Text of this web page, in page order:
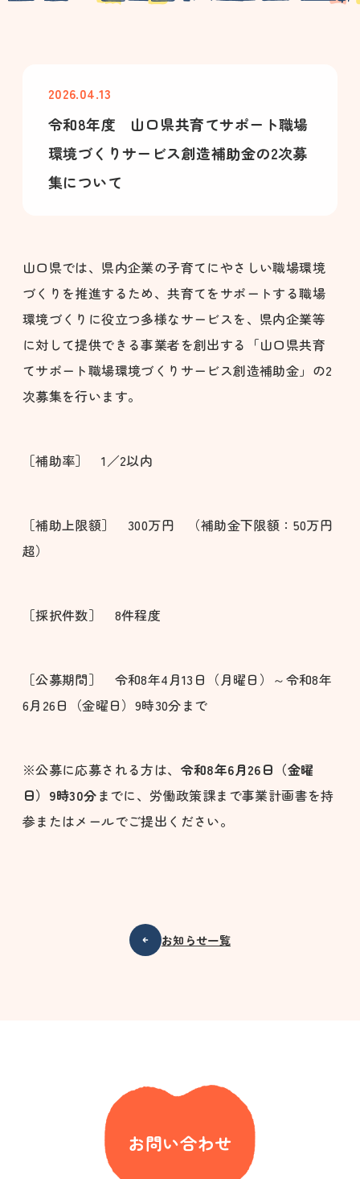
2026.04.13
令和8年度 山口県共育てサポート職場
環境づくりサービス創造補助金の2次募
集について
山口県では、県内企業の子育てにやさしい職場環境
づくりを推進するため、共育てをサポートする職場
環境づくりに役立つ多様なサービスを、県内企業等
に対して提供できる事業者を創出する「山口県共育
てサポート職場環境づくりサービス創造補助金」の2
次募集を行います。
［補助率］ 1／2以内
［補助上限額］ 300万円 （補助金下限額：50万円
超）
［採択件数］ 8件程度
［公募期間］ 令和8年4月13日（月曜日）～令和8年
6月26日（金曜日）9時30分まで
※公募に応募される方は、 令和8年6月26日（金曜
日）9時30分までに、労働政策課まで事業計画書を持
参またはメールでご提出ください。
お知らせ一覧
お問い合わせ